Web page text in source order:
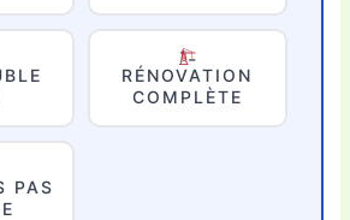
RÉNOVATION
COMPLÈTE
PAS